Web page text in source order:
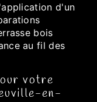
d'un
bois
au fil des
votre
en-